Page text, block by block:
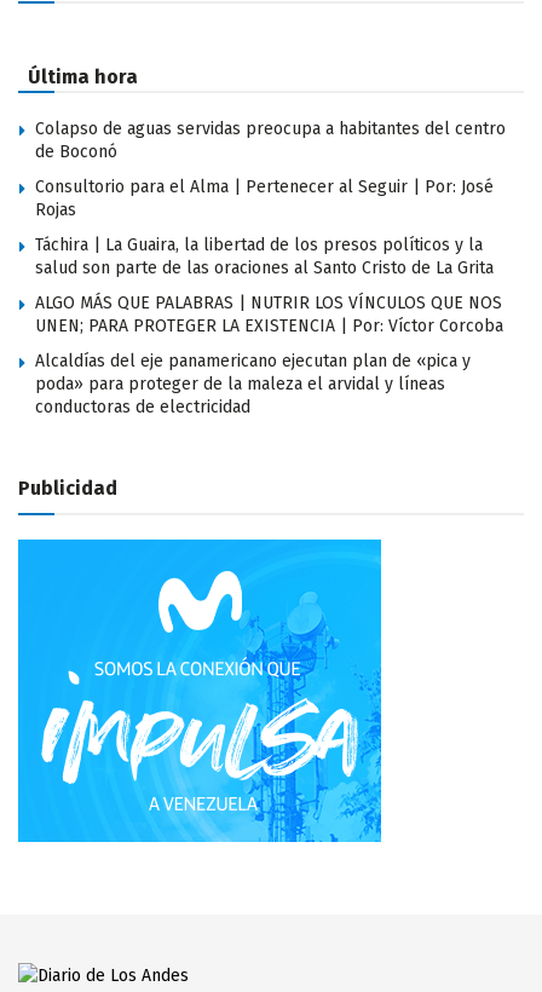
Última hora
Colapso de aguas servidas preocupa a habitantes del centro
de Boconó
Consultorio para el Alma | Pertenecer al Seguir | Por: José
Rojas
Táchira | La Guaira, la libertad de los presos políticos y la
salud son parte de las oraciones al Santo Cristo de La Grita
ALGO MÁS QUE PALABRAS | NUTRIR LOS VÍNCULOS QUE NOS
UNEN; PARA PROTEGER LA EXISTENCIA | Por: Víctor Corcoba
Alcaldías del eje panamericano ejecutan plan de «pica y
poda» para proteger de la maleza el arvidal y líneas
conductoras de electricidad
Publicidad